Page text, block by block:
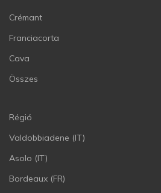
Crémant
Franciacorta
Cava
Összes
Régió
Valdobbiadene (IT)
Asolo (IT)
Bordeaux (FR)